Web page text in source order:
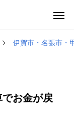
伊賀市・名張市・
お金が戻